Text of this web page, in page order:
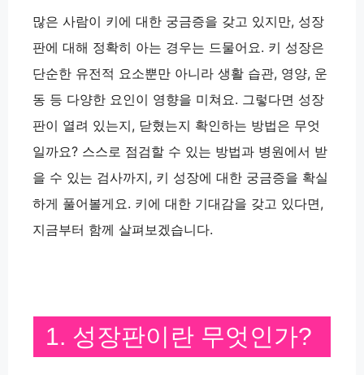
많은 사람이 키에 대한 궁금증을 갖고 있지만, 성장
판에 대해 정확히 아는 경우는 드물어요. 키 성장은
단순한 유전적 요소뿐만 아니라 생활 습관, 영양, 운
동 등 다양한 요인이 영향을 미쳐요. 그렇다면 성장
판이 열려 있는지, 닫혔는지 확인하는 방법은 무엇
일까요? 스스로 점검할 수 있는 방법과 병원에서 받
을 수 있는 검사까지, 키 성장에 대한 궁금증을 확실
하게 풀어볼게요. 키에 대한 기대감을 갖고 있다면,
지금부터 함께 살펴보겠습니다.
1. 성장판이란 무엇인가?